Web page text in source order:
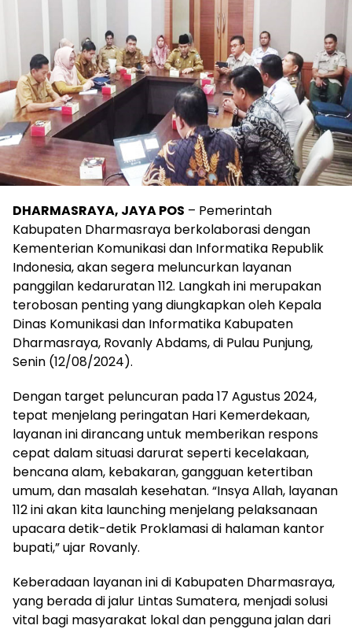
DHARMASRAYA, JAYA POS – Pemerintah
Kabupaten Dharmasraya berkolaborasi dengan
Kementerian Komunikasi dan Informatika Republik
Indonesia, akan segera meluncurkan layanan
panggilan kedaruratan 112. Langkah ini merupakan
terobosan penting yang diungkapkan oleh Kepala
Dinas Komunikasi dan Informatika Kabupaten
Dharmasraya, Rovanly Abdams, di Pulau Punjung,
Senin (12/08/2024).
Dengan target peluncuran pada 17 Agustus 2024,
tepat menjelang peringatan Hari Kemerdekaan,
layanan ini dirancang untuk memberikan respons
cepat dalam situasi darurat seperti kecelakaan,
bencana alam, kebakaran, gangguan ketertiban
umum, dan masalah kesehatan. “Insya Allah, layanan
112 ini akan kita launching menjelang pelaksanaan
upacara detik-detik Proklamasi di halaman kantor
bupati,” ujar Rovanly.
Keberadaan layanan ini di Kabupaten Dharmasraya,
yang berada di jalur Lintas Sumatera, menjadi solusi
vital bagi masyarakat lokal dan pengguna jalan dari